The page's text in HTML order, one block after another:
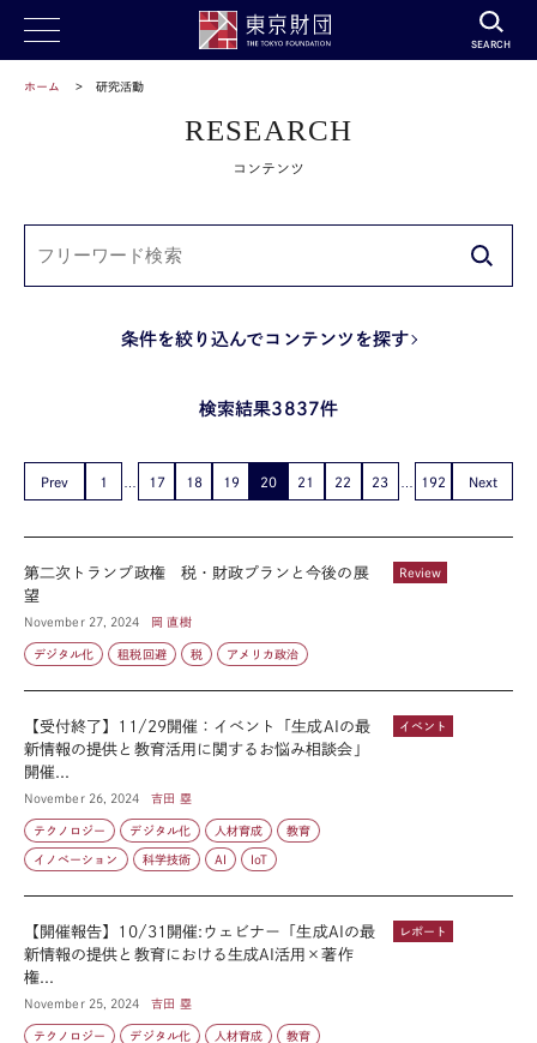
SEARCH
ホーム 研究活動
RESEARCH
コンテンツ
条件を絞り込んでコンテンツを探す
検索結果3837件
Prev 1 17 18 19 20 21 22 23 192 Next
Review
第二次トランプ政権 税・財政プランと今後の展
望
November 27, 2024 岡 直樹
デジタル化 租税回避 税 アメリカ政治
イベント
【受付終了】11/29開催：イベント「生成AIの最
新情報の提供と教育活用に関するお悩み相談会」
開催...
November 26, 2024 吉田 塁
テクノロジー デジタル化 人材育成 教育
イノベーション 科学技術 AI IoT
レポート
【開催報告】10/31開催:ウェビナー「生成AIの最
新情報の提供と教育における生成AI活用×著作
権...
November 25, 2024 吉田 塁
テクノロジー デジタル化 人材育成 教育